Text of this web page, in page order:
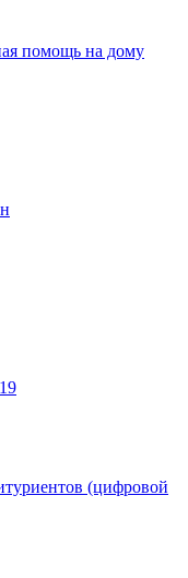
помощь на дому
(цифровой